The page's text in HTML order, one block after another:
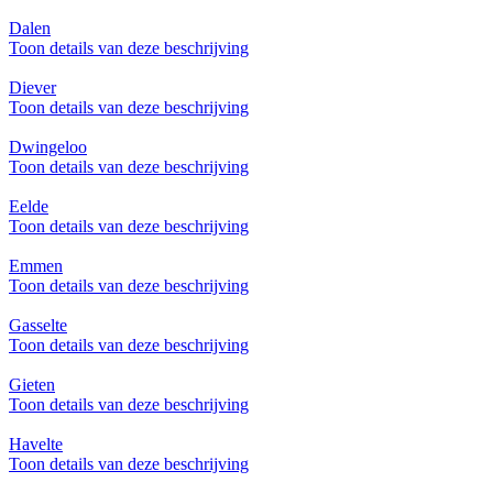
Dalen
Toon details van deze beschrijving
Diever
Toon details van deze beschrijving
Dwingeloo
Toon details van deze beschrijving
Eelde
Toon details van deze beschrijving
Emmen
Toon details van deze beschrijving
Gasselte
Toon details van deze beschrijving
Gieten
Toon details van deze beschrijving
Havelte
Toon details van deze beschrijving